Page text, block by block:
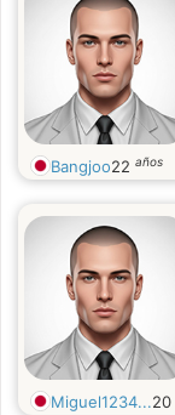
Bangjoo22 años
Miguel1234...20